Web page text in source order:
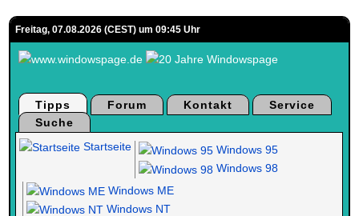
Freitag, 07.08.2026 (CEST) um 09:45 Uhr
Tipps Forum Kontakt
Service
Suche
Startseite
Windows 95
Windows 98
Windows ME
Windows NT